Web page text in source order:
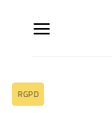
RGPD